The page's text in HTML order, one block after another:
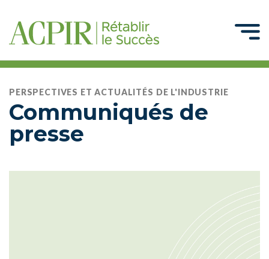
PERSPECTIVES ET ACTUALITÉS DE L'INDUSTRIE
Communiqués de
presse